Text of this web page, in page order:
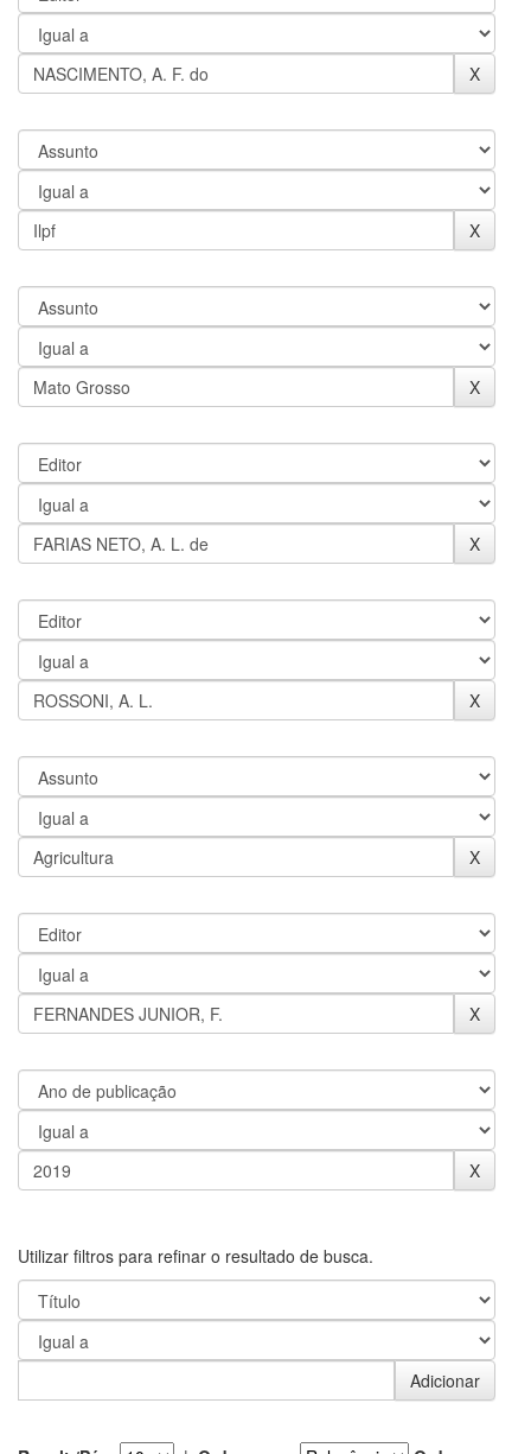
Utilizar filtros para refinar o resultado de busca.